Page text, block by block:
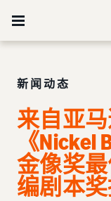
新闻动态
来自亚
《
金像奖
编剧本